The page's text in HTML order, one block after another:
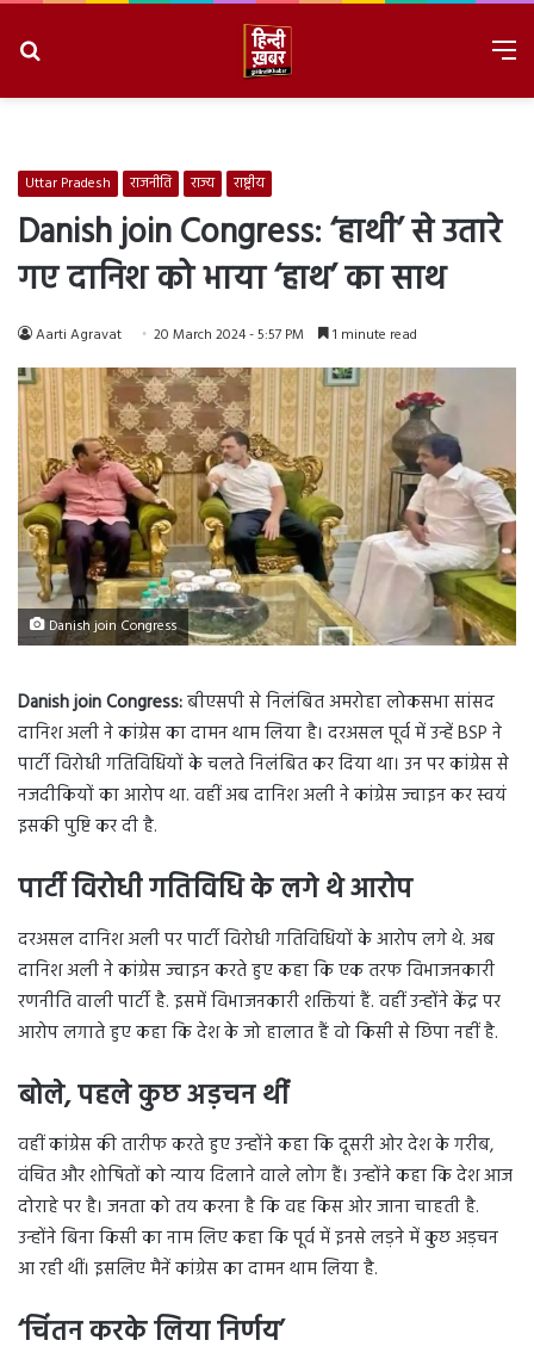
Uttar Pradesh राजनीति राज्य राष्ट्रीय
Danish join Congress: ‘हाथी’ से उतारे
गए दानिश को भाया ‘हाथ’ का साथ
Aarti Agravat 20 March 2024 - 5:57 PM 1 minute read
Danish join Congress
Danish join Congress:बीएसपी से निलंबित अमरोहा लोकसभा सांसद
दानिश अली ने कांग्रेस का दामन थाम लिया है। दरअसल पूर्व में उन्हें BSP ने
पार्टी विरोधी गतिविधियों के चलते निलंबित कर दिया था। उन पर कांग्रेस से
नजदीकियों का आरोप था. वहीं अब दानिश अली ने कांग्रेस ज्वाइन कर स्वयं
इसकी पुष्टि कर दी है.
पार्टी विरोधी गतिविधि के लगे थे आरोप
दरअसल दानिश अली पर पार्टी विरोधी गतिविधियों के आरोप लगे थे. अब
दानिश अली ने कांग्रेस ज्वाइन करते हुए कहा कि एक तरफ विभाजनकारी
रणनीति वाली पार्टी है. इसमें विभाजनकारी शक्तियां हैं. वहीं उन्होंने केंद्र पर
आरोप लगाते हुए कहा कि देश के जो हालात हैं वो किसी से छिपा नहीं है.
बोले, पहले कुछ अड़चन थीं
वहीं कांग्रेस की तारीफ करते हुए उन्होंने कहा कि दूसरी ओर देश के गरीब,
वंचित और शोषितों को न्याय दिलाने वाले लोग हैं। उन्होंने कहा कि देश आज
दोराहे पर है। जनता को तय करना है कि वह किस ओर जाना चाहती है.
उन्होंने बिना किसी का नाम लिए कहा कि पूर्व में इनसे लड़ने में कुछ अड़चन
आ रही थीं। इसलिए मैनें कांग्रेस का दामन थाम लिया है.
‘चिंतन करके लिया निर्णय’